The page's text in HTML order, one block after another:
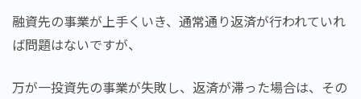
融資先の事業が上手くいき、通常通り返済が行われていれ
ば問題はないですが、
万が一投資先の事業が失敗し、返済が滞った場合は、その